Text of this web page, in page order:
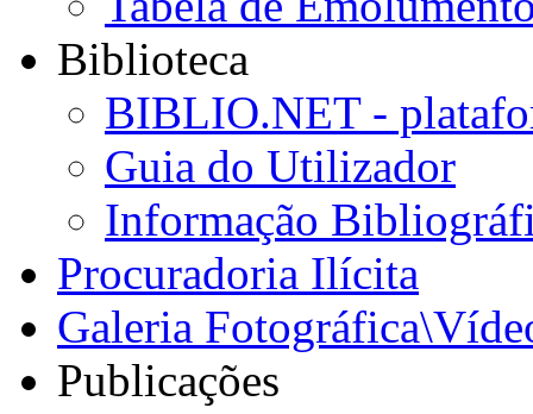
Biblioteca
BIBLIO.NET -
Guia do Utilizador
Informação
Procuradoria Ilícita
Galeria
Publicações